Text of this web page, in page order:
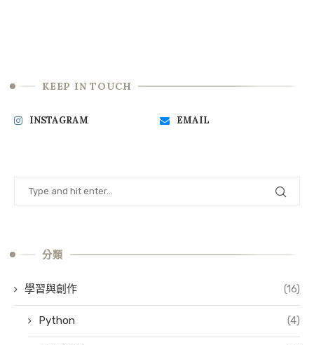
KEEP IN TOUCH
INSTAGRAM EMAIL
分類
學習與創作 (16)
Python (4)